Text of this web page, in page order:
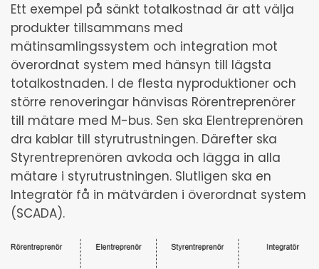
Ett exempel på sänkt totalkostnad är att välja
produkter tillsammans med
mätinsamlingssystem och integration mot
överordnat system med hänsyn till lägsta
totalkostnaden. I de flesta nyproduktioner och
större renoveringar hänvisas Rörentreprenörer
till mätare med M-bus. Sen ska Elentreprenören
dra kablar till styrutrustningen. Därefter ska
Styrentreprenören avkoda och lägga in alla
mätare i styrutrustningen. Slutligen ska en
Integratör få in mätvärden i överordnat system
(SCADA).